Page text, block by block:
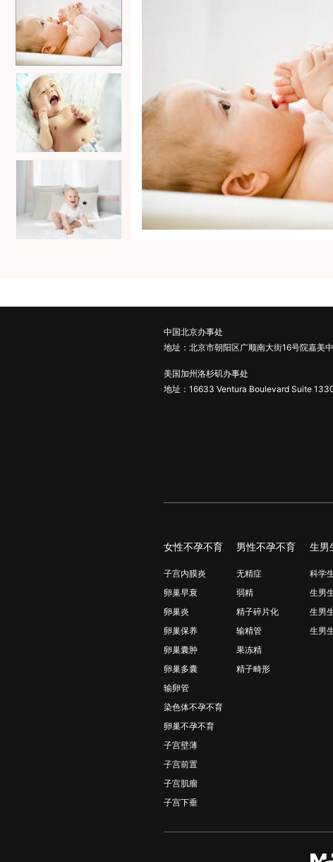
中国北京办事处
地址：北京市朝阳区广顺南大街16号院嘉美
美国加州洛杉矶办事处
地址：16633 Ventura Boulevard Suite
女性不孕不育
子宫内膜炎
卵巢早衰
卵巢炎
卵巢保养
卵巢囊肿
卵巢多囊
输卵管
染色体不孕不育
卵巢不孕不育
子宫壁薄
子宫前置
子宫肌瘤
子宫下垂
男性不孕不育
无精症
弱精
精子碎片化
输精管
果冻精
精子畸形
生男
科学
生男
生男
生男